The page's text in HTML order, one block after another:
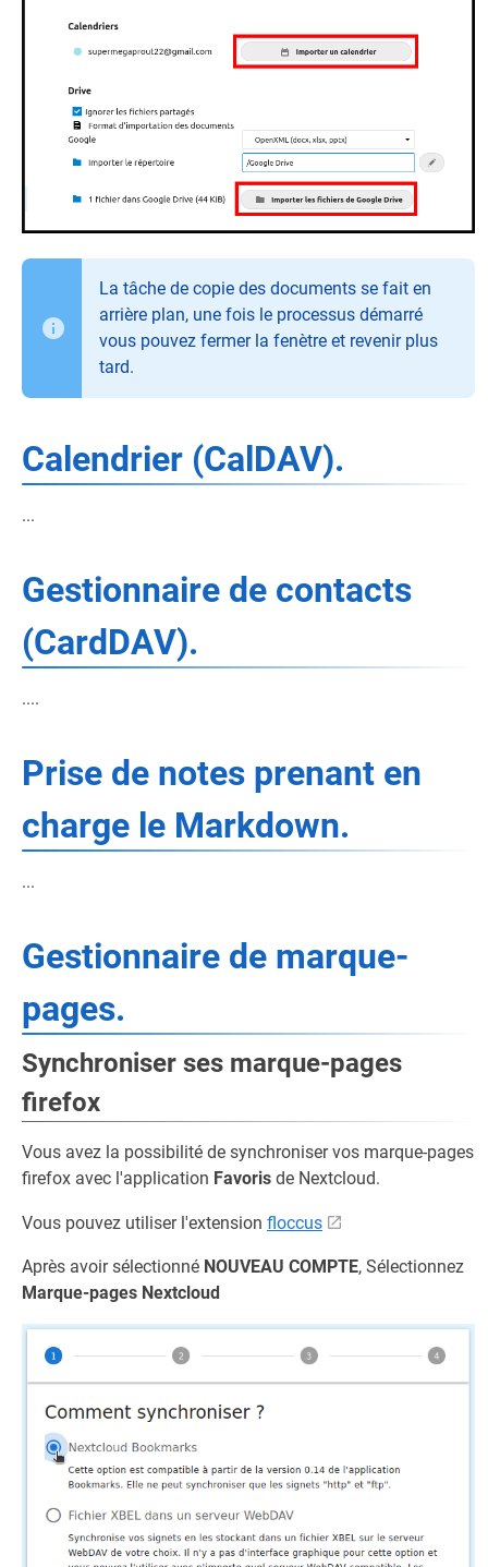
La tâche de copie des documents se fait en
arrière plan, une fois le processus démarré
vous pouvez fermer la fenètre et revenir plus
tard.
Calendrier (CalDAV).
...
Gestionnaire de contacts
(CardDAV).
....
Prise de notes prenant en
charge le Markdown.
...
Gestionnaire de marque-
pages.
Synchroniser ses marque-pages
firefox
Vous avez la possibilité de synchroniser vos marque-pages
firefox avec l'application Favoris de Nextcloud.
Vous pouvez utiliser l'extension floccus
Après avoir sélectionné NOUVEAU COMPTE, Sélectionnez
Marque-pages Nextcloud